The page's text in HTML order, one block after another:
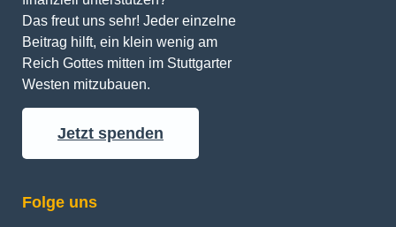
Das freut uns sehr! Jeder einzelne
Beitrag hilft, ein klein wenig am
Reich Gottes mitten im Stuttgarter
Westen mitzubauen.
Jetzt spenden
Folge uns